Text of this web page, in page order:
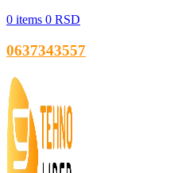
0 items 0 RSD
0637343557